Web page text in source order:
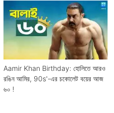
Aamir Khan Birthday: হোলিতে আরও
রঙিন আমির, 90s'-এর চকোলেট বয়ের আজ
৬০ !